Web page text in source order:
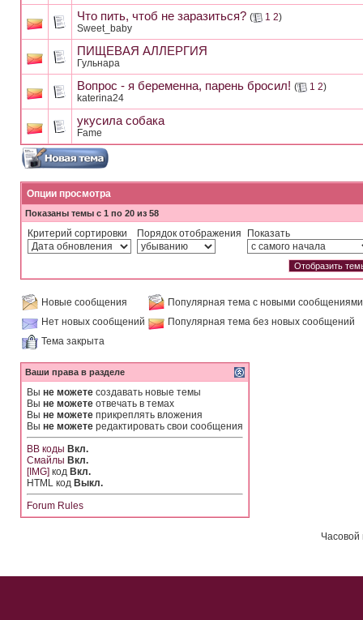
Что пить, чтоб не заразиться? ( 1 2)
Sweet_baby
ПИЩЕВАЯ АЛЛЕРГИЯ
Гульнара
Вопрос - я беременна, парень бросил! ( 1 2)
katerina24
укусила собака
Fame
Опции просмотра
Показаны темы с 1 по 20 из 58
Критерий сортировки Порядок отображения Показать
Новые сообщения
Популярная тема с новыми сообщениями
Нет новых сообщений
Популярная тема без новых сообщений
Тема закрыта
Ваши права в разделе
Вы не можете создавать новые темы
Вы не можете отвечать в темах
Вы не можете прикреплять вложения
Вы не можете редактировать свои сообщения
BB коды Вкл.
Смайлы Вкл.
[IMG] код Вкл.
HTML код Выкл.
Forum Rules
Часовой